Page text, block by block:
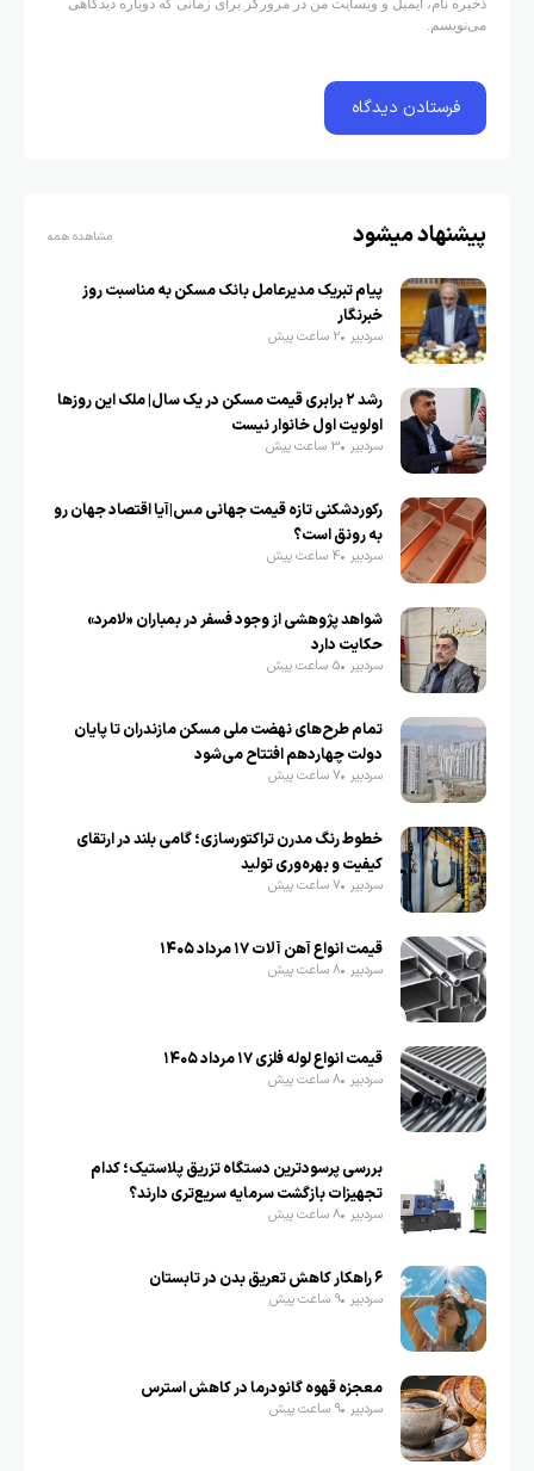
می‌نویسم.
پیشنهاد میشود مشاهده همه
پیام تبریک مدیرعامل بانک مسکن به مناسبت روز
خبرنگار
سردبیر 2 ساعت پیش
رشد ۲ برابری قیمت مسکن در یک سال| ملک این روزها
اولویت اول خانوار نیست
سردبیر 3 ساعت پیش
رکوردشکنی تازه قیمت جهانی مس|آیا اقتصاد جهان رو
به رونق است؟
سردبیر 4 ساعت پیش
شواهد پژوهشی از وجود فسفر در بمباران «لامرد»
حکایت دارد
سردبیر 5 ساعت پیش
تمام طرح‌های نهضت ملی مسکن مازندران تا پایان
دولت چهاردهم افتتاح می‌شود
سردبیر 7 ساعت پیش
خطوط رنگ مدرن تراکتورسازی؛ گامی بلند در ارتقای
کیفیت و بهره‌وری تولید
سردبیر 7 ساعت پیش
قیمت انواع آهن آلات ۱۷ مرداد ۱۴۰۵
سردبیر 8 ساعت پیش
قیمت انواع لوله فلزی ۱۷ مرداد ۱۴۰۵
سردبیر 8 ساعت پیش
بررسی پرسودترین دستگاه تزریق پلاستیک؛ کدام
تجهیزات بازگشت سرمایه سریع‌تری دارند؟
سردبیر 8 ساعت پیش
۶ راهکار کاهش تعریق بدن در تابستان
سردبیر 9 ساعت پیش
معجزه قهوه گانودرما در کاهش استرس
سردبیر 9 ساعت پیش